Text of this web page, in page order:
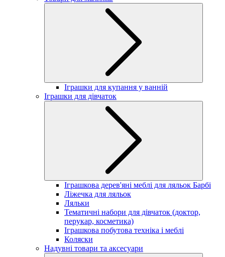
Іграшки для купання у ванній
Іграшки для дівчаток
Іграшкова дерев'яні меблі для ляльок Барбі
Ліжечка для ляльок
Ляльки
Тематичні набори для дівчаток (доктор,
перукар, косметика)
Іграшкова побутова техніка і меблі
Коляски
Надувні товари та аксесуари